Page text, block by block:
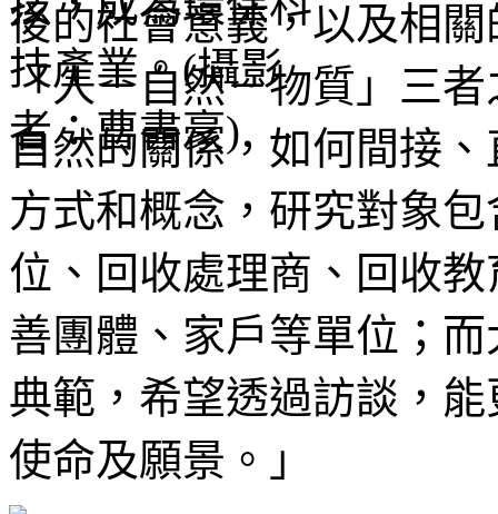
後的社會意義，以及相
「人－自然－物質」三
自然的關係，如何間接
方式和概念，研究對象
位、回收處理商、回收
善團體、家戶等單位；
典範，希望透過訪談，
使命及願景。」